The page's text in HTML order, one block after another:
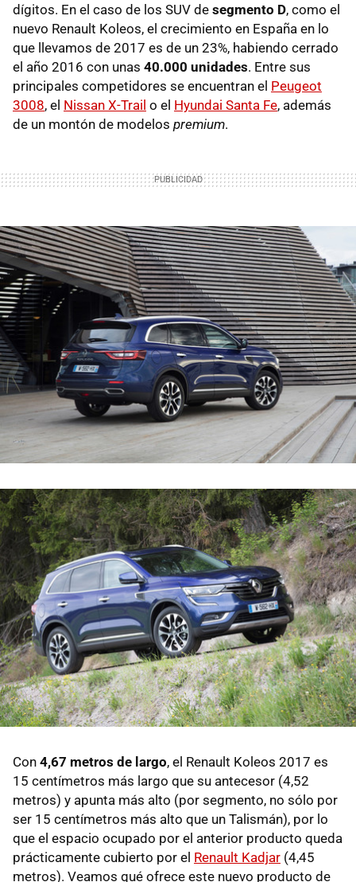
dígitos. En el caso de los SUV de segmento D, como el
nuevo Renault Koleos, el crecimiento en España en lo
que llevamos de 2017 es de un 23%, habiendo cerrado
el año 2016 con unas 40.000 unidades. Entre sus
principales competidores se encuentran el Peugeot
3008, el Nissan X-Trail o el Hyundai Santa Fe, además
de un montón de modelos premium.
Con 4,67 metros de largo, el Renault Koleos 2017 es
15 centímetros más largo que su antecesor (4,52
metros) y apunta más alto (por segmento, no sólo por
ser 15 centímetros más alto que un Talismán), por lo
que el espacio ocupado por el anterior producto queda
prácticamente cubierto por el Renault Kadjar (4,45
metros). Veamos qué ofrece este nuevo producto de